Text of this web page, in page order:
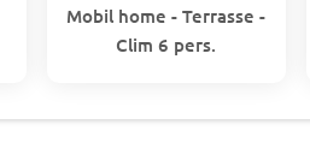
Mobil home - Terrasse -
Clim 6 pers.